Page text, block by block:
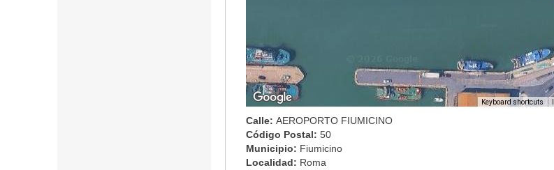
Keyboard shortcuts
Calle: AEROPORTO FIUMICINO
Código Postal: 50
Municipio: Fiumicino
Localidad: Roma